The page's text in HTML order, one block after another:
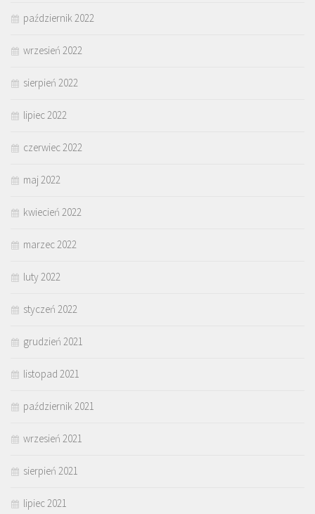
październik 2022
wrzesień 2022
sierpień 2022
lipiec 2022
czerwiec 2022
maj 2022
kwiecień 2022
marzec 2022
luty 2022
styczeń 2022
grudzień 2021
listopad 2021
październik 2021
wrzesień 2021
sierpień 2021
lipiec 2021